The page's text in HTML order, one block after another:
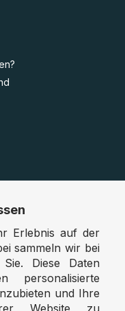
Erlebnis auf der
sammeln wir bei
Diese Daten
personalisierte
und Ihre
Website zu